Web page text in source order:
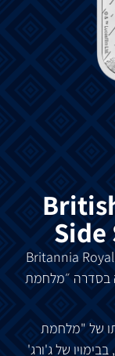
Side
Britannia
בסדרה ״מלחמת
של "מלחמת
בבימויו שלג'ורג'